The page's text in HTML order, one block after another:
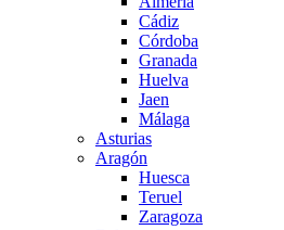
Cádiz
Córdoba
Granada
Huelva
Jaen
Málaga
Asturias
Aragón
Huesca
Teruel
Zaragoza